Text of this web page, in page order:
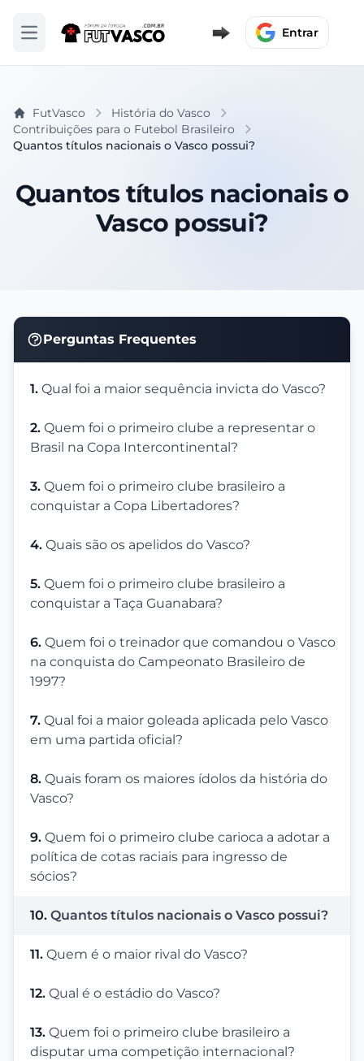
Abrir menu Entrar
FutVasco
História do Vasco
Contribuições para o Futebol Brasileiro
Quantos títulos nacionais o Vasco possui?
Quantos títulos nacionais o
Vasco possui?
Perguntas Frequentes
1. Qual foi a maior sequência invicta do Vasco?
2. Quem foi o primeiro clube a representar o
Brasil na Copa Intercontinental?
3. Quem foi o primeiro clube brasileiro a
conquistar a Copa Libertadores?
4. Quais são os apelidos do Vasco?
5. Quem foi o primeiro clube brasileiro a
conquistar a Taça Guanabara?
6. Quem foi o treinador que comandou o Vasco
na conquista do Campeonato Brasileiro de
1997?
7. Qual foi a maior goleada aplicada pelo Vasco
em uma partida oficial?
8. Quais foram os maiores ídolos da história do
Vasco?
9. Quem foi o primeiro clube carioca a adotar a
política de cotas raciais para ingresso de
sócios?
10. Quantos títulos nacionais o Vasco possui?
11. Quem é o maior rival do Vasco?
12. Qual é o estádio do Vasco?
13. Quem foi o primeiro clube brasileiro a
disputar uma competição internacional?